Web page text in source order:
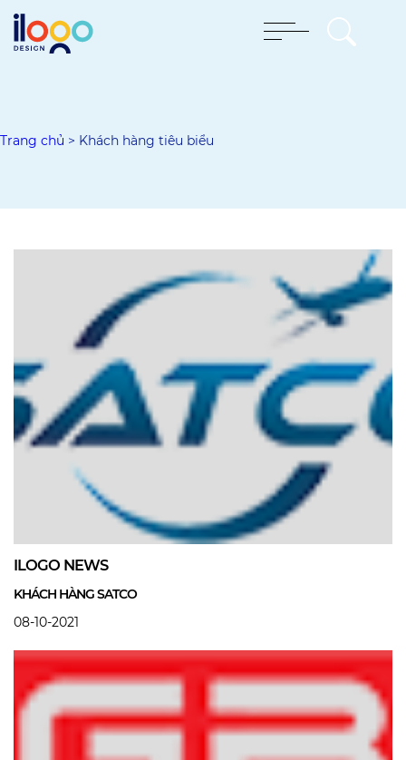
Trang chủ > Khách hàng tiêu biểu
ILOGO NEWS
KHÁCH HÀNG SATCO
08-10-2021